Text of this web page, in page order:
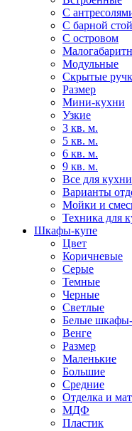
С
С барной
С островом
Модульные
Скрытые
Размер
Мини-кухни
Узкие
3 кв. м.
5 кв. м.
6 кв. м.
9 кв. м.
Все для кухни
Варианты
Мойки и
Техника для
Шкафы-купе
Цвет
Коричневые
Серые
Темные
Черные
Светлые
Белые
Венге
Размер
Маленькие
Большие
Средние
Отделка и
МДФ
Пластик